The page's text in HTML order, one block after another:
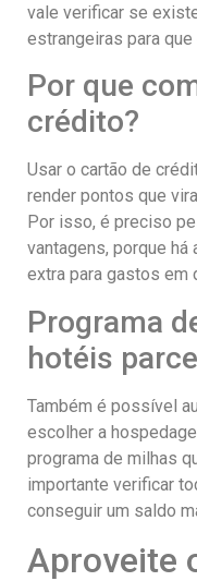
vale verificar se
estrangeiras para
Por que
crédito?
Usar o cartão de
render pontos que
Por isso, é preciso
vantagens, porque há
extra para gastos em
Programa
hotéis
Também é possível
escolher a
programa de milhas
importante verificar
conseguir um saldo
Aproveite